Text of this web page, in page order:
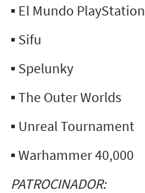
▪️ El Mundo PlayStation
▪️ Sifu
▪️ Spelunky
▪️ The Outer Worlds
▪️ Unreal Tournament
▪️ Warhammer 40,000
PATROCINADOR: